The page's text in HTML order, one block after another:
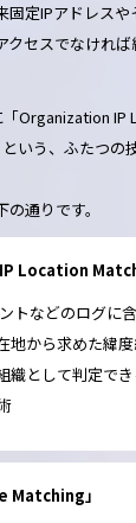
固定IPアドレス
クセスでなけれ
「Organization
いう、ふたつの
通りです。
Location
トなどのログに
地から求めた緯
織として判定で
Matching」